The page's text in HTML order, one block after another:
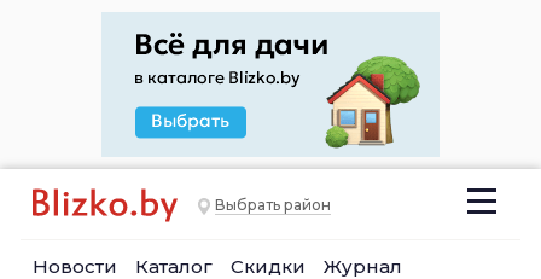
Выбрать район
Новости Каталог Скидки Журнал